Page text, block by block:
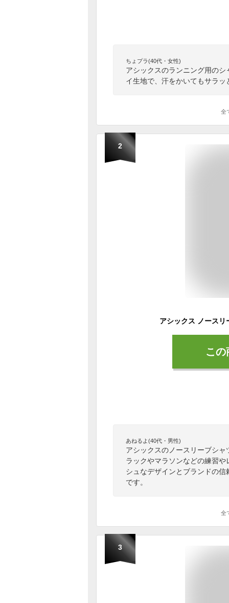
ちょプラ(40代・女性)
アシックスのランニング用の
イ生地で、汗をかいてもサラッ
全
2
こ
あねるよ(40代・男性)
アシックスのノースリーブシ
ラックやマラソンなどの練習
シュなデザインとブランドの
です。
全
3